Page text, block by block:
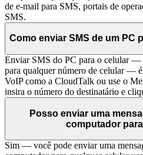
de e-mail para SMS, portais de
SMS.
Como enviar SMS de um PC
Enviar SMS do PC para o celular —
para qualquer número de celular —
VoIP como a CloudTalk ou use o
insira o número do destinatário e
Posso enviar uma
computador
Sim — você pode enviar uma